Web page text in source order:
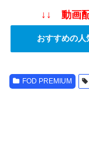
↓↓ 動画
おすすめの
FOD PREMIUM